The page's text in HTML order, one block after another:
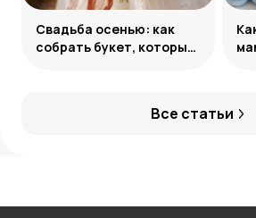
Все статьи
Свадьба осенью: как
собрать букет, который